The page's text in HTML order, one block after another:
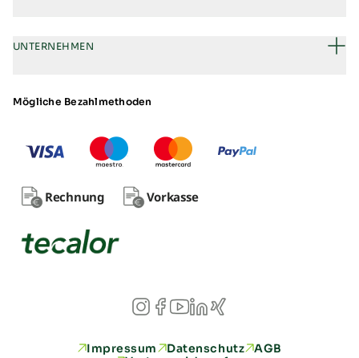
UNTERNEHMEN
Mögliche Bezahlmethoden
Rechnung Vorkasse
Impressum Datenschutz
AGB